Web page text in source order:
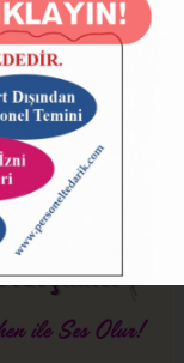
Buluşması
OL